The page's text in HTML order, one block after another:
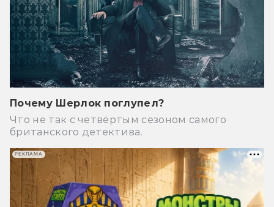
Почему Шерлок поглупел?
Что не так с четвёртым сезоном самого
британского детектива.
РЕКЛАМА